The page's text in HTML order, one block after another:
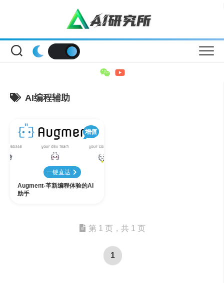
AI编程辅助
增值
一键直达
Augment-革新编程体验的AI
助手
第 1 页，共 1 页
1